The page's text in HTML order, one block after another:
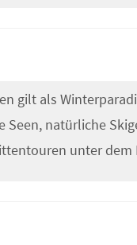
gilt als
Seen, natürliche
unter dem